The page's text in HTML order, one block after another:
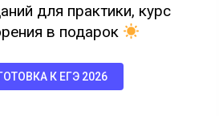
для практики, курс
в подарок
К ЕГЭ 2026